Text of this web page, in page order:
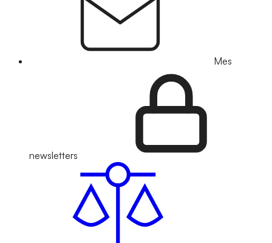
Mes
newsletters